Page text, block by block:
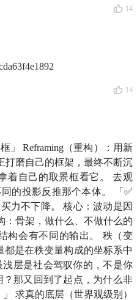
。
。
同一个问题：
14
14
」 Reframing（重构）：用新
打磨自己的框架，最终不断沉
着自己的取景框看它。 去观
的投影反推那个本体。 「✅
力不下降。 核心：波动是因
：骨架，做什么、不做什么的
构会有不同的输出。 秩（变
是在秩变量构成的坐标系中
层是社会驾驭你的，不是你
那又回到了起点，为什么非
求真的底层（世界观级别）